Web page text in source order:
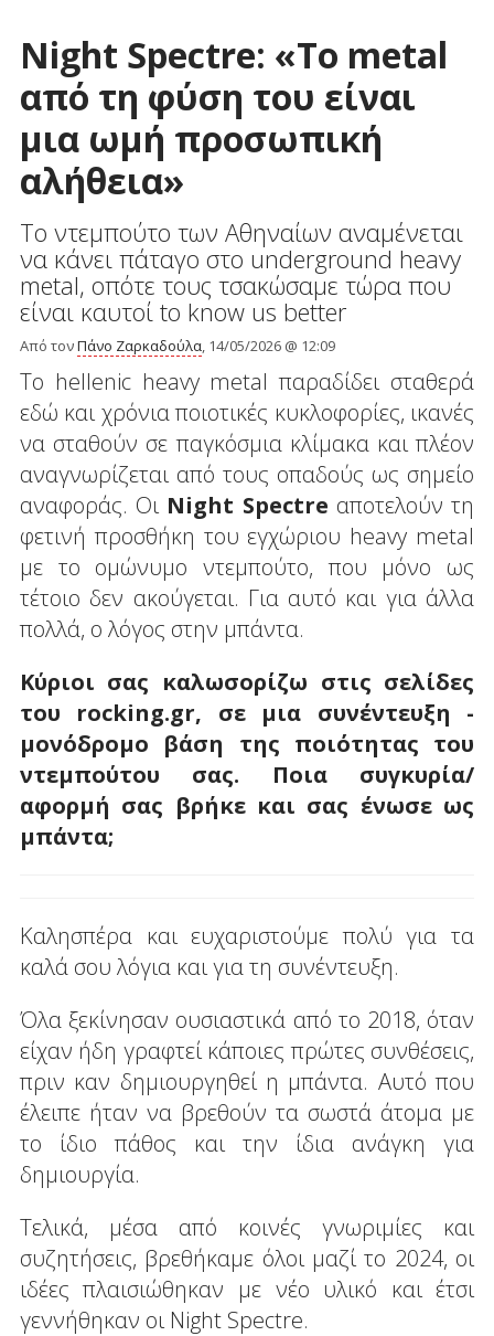
Night Spectre: «Το metal
από τη φύση του είναι
μια ωμή προσωπική
αλήθεια»
Το ντεμπούτο των Αθηναίων αναμένεται
να κάνει πάταγο στο underground heavy
metal, οπότε τους τσακώσαμε τώρα που
είναι καυτοί to know us better
Από τονΠάνο Ζαρκαδούλα, 14/05/2026 @ 12:09
Το hellenic heavy metal παραδίδει σταθερά
εδώ και χρόνια ποιοτικές κυκλοφορίες, ικανές
να σταθούν σε παγκόσμια κλίμακα και πλέον
αναγνωρίζεται από τους οπαδούς ως σημείο
αναφοράς. Οι Night Spectre αποτελούν τη
φετινή προσθήκη του εγχώριου heavy metal
με το ομώνυμο ντεμπούτο, που μόνο ως
τέτοιο δεν ακούγεται. Για αυτό και για άλλα
πολλά, ο λόγος στην μπάντα.
Κύριοι σας καλωσορίζω στις σελίδες
του rocking.gr, σε μια συνέντευξη -
μονόδρομο βάση της ποιότητας του
ντεμπούτου σας. Ποια συγκυρία/
αφορμή σας βρήκε και σας ένωσε ως
μπάντα;
Καλησπέρα και ευχαριστούμε πολύ για τα
καλά σου λόγια και για τη συνέντευξη.
Όλα ξεκίνησαν ουσιαστικά από το 2018, όταν
είχαν ήδη γραφτεί κάποιες πρώτες συνθέσεις,
πριν καν δημιουργηθεί η μπάντα. Αυτό που
έλειπε ήταν να βρεθούν τα σωστά άτομα με
το ίδιο πάθος και την ίδια ανάγκη για
δημιουργία.
Τελικά, μέσα από κοινές γνωριμίες και
συζητήσεις, βρεθήκαμε όλοι μαζί το 2024, οι
ιδέες πλαισιώθηκαν με νέο υλικό και έτσι
γεννήθηκαν οι Night Spectre.